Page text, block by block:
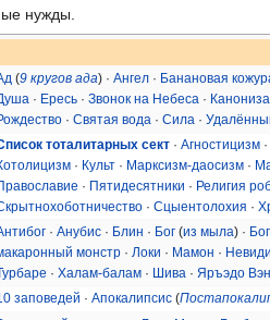
нужды.
(9 кругов ада) · Ангел · Банановая
· Ересь · Звонок на Небеса ·
· Святая вода · Сила ·
тоталитарных сект · Агностицизм ·
· Культ · Марксизм-даосизм ·
· Пятидесятники · Религия
· Сцыентолохия ·
· Анубис · Блин · Бог (из мыла) ·
монстр · Локи · Мамон ·
· Халам-балам · Шива · Яръэдо
заповедей · Апокалипсис (